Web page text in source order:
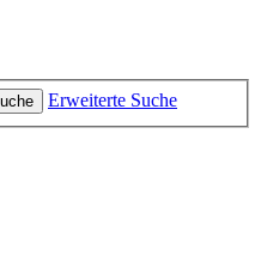
Erweiterte Suche